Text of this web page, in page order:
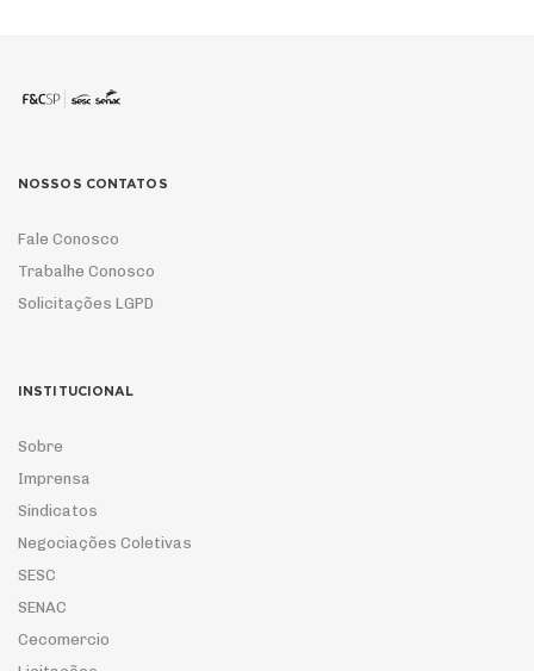
NOSSOS CONTATOS
Fale Conosco
Trabalhe Conosco
Solicitações LGPD
INSTITUCIONAL
Sobre
Imprensa
Sindicatos
Negociações Coletivas
SESC
SENAC
Cecomercio